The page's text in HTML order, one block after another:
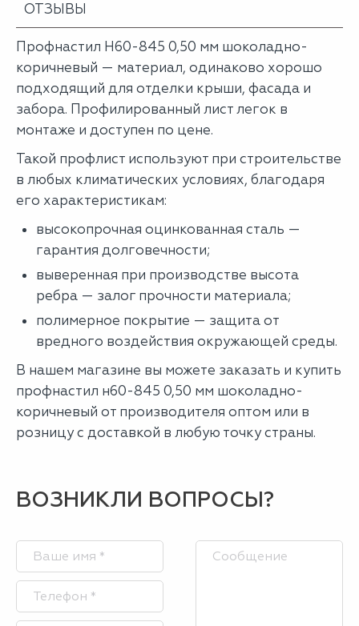
ОТЗЫВЫ
Профнастил Н60-845 0,50 мм шоколадно-
коричневый — материал, одинаково хорошо
подходящий для отделки крыши, фасада и
забора. Профилированный лист легок в
монтаже и доступен по цене.
Такой профлист используют при строительстве
в любых климатических условиях, благодаря
его характеристикам:
высокопрочная оцинкованная сталь —
гарантия долговечности;
выверенная при производстве высота
ребра — залог прочности материала;
полимерное покрытие — защита от
вредного воздействия окружающей среды.
В нашем магазине вы можете заказать и купить
профнастил н60-845 0,50 мм шоколадно-
коричневый от производителя оптом или в
розницу с доставкой в любую точку страны.
ВОЗНИКЛИ ВОПРОСЫ?